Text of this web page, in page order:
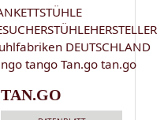
TAN.GO